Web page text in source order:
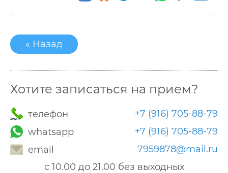
« Назад
Хотите записаться на прием?
телефон
+7 (916) 705-88-79
whatsapp
+7 (916) 705-88-79
email
7959878@mail.ru
с 10.00 до 21.00 без выходных